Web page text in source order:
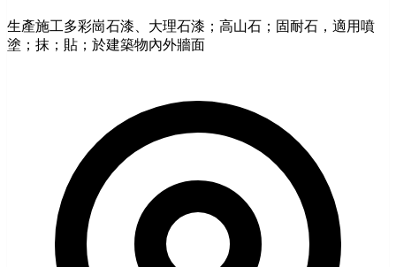
生產施工多彩崗石漆、大理石漆；高山石；固耐石，適用噴
塗；抹；貼；於建築物內外牆面